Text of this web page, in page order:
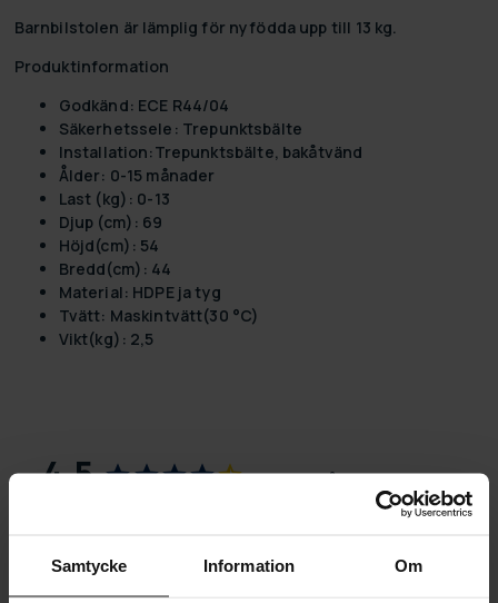
Samtycke Information Om
Barnbilstolen är lämplig för nyfödda upp till 13 kg.
Produktinformation
Godkänd: ECE R44/04
Säkerhetssele: Trepunktsbälte
Installation:Trepunktsbälte, bakåtvänd
Ålder: 0-15 månader
Last (kg): 0-13
Djup (cm): 69
Höjd(cm): 54
Bredd(cm): 44
Material: HDPE ja tyg
Tvätt: Maskintvätt(30 °C)
Vikt(kg): 2,5
4,5 Baserat på 11 recensioner